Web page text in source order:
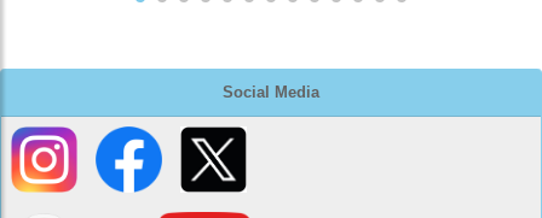
Social Media